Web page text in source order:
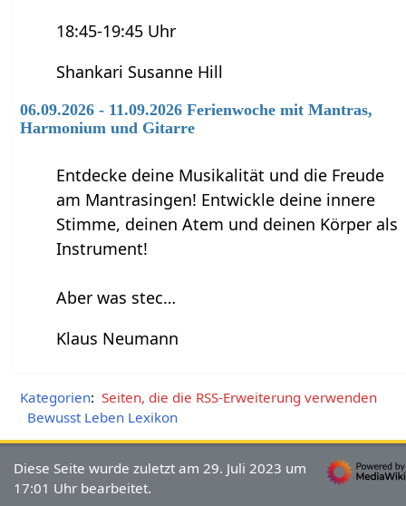
18:45-19:45 Uhr
Shankari Susanne Hill
06.09.2026 - 11.09.2026 Ferienwoche mit Mantras,
Harmonium und Gitarre
Entdecke deine Musikalität und die Freude
am Mantrasingen! Entwickle deine innere
Stimme, deinen Atem und deinen Körper als
Instrument!
Aber was stec…
Klaus Neumann
Kategorien: Seiten, die die RSS-Erweiterung verwenden
Bewusst Leben Lexikon
Diese Seite wurde zuletzt am 29. Juli 2023 um
17:01 Uhr bearbeitet.